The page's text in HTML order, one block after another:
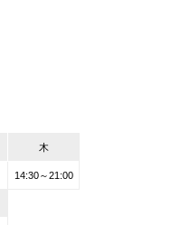
木
14:30～21:00